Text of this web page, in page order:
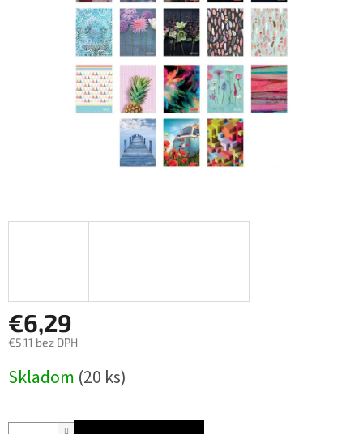
€6,29
€5,11 bez DPH
cena:
Skladom (20 ks)